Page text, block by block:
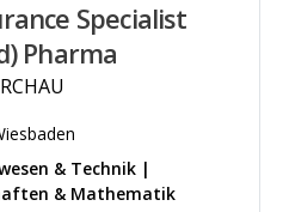
Specialist
Pharma
& Technik |
& Mathematik